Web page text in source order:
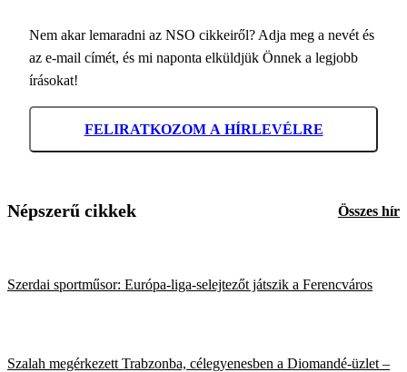
Nem akar lemaradni az NSO cikkeiről? Adja meg a nevét és
az e-mail címét, és mi naponta elküldjük Önnek a legjobb
írásokat!
FELIRATKOZOM A HÍRLEVÉLRE
Népszerű cikkek Összes hír
Szerdai sportműsor: Európa-liga-selejtezőt játszik a Ferencváros
Szalah megérkezett Trabzonba, célegyenesben a Diomandé-üzlet –